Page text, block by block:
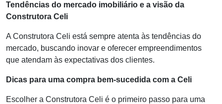
Tendências do mercado imobiliário e a visão da
Construtora Celi
A Construtora Celi está sempre atenta às tendências do
mercado, buscando inovar e oferecer empreendimentos
que atendam às expectativas dos clientes.
Dicas para uma compra bem-sucedida com a Celi
Escolher a Construtora Celi é o primeiro passo para uma